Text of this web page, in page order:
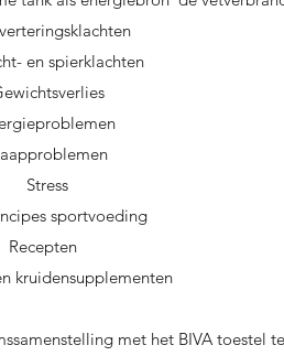
en spierklachten
Stress
sportvoeding
Recepten
kruidensupplementen
met het BIVA toestel